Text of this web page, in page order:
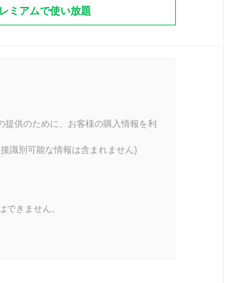
ミアムで使い放題
供のために、お客様の購入情報を利
識別可能な情報は含まれません)
きません。